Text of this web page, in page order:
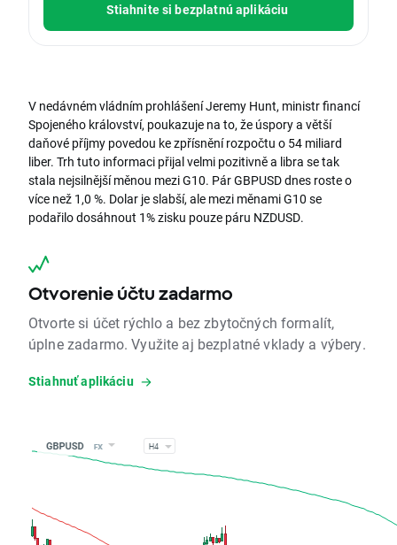
Stiahnite si bezplatnú aplikáciu
V nedávném vládním prohlášení Jeremy Hunt, ministr financí
Spojeného království, poukazuje na to, že úspory a větší
daňové příjmy povedou ke zpřísnění rozpočtu o 54 miliard
liber. Trh tuto informaci přijal velmi pozitivně a libra se tak
stala nejsilnější měnou mezi G10. Pár GBPUSD dnes roste o
více než 1,0 %. Dolar je slabší, ale mezi měnami G10 se
podařilo dosáhnout 1% zisku pouze páru NZDUSD.
Otvorenie účtu zadarmo
Otvorte si účet rýchlo a bez zbytočných formalít,
úplne zadarmo. Využite aj bezplatné vklady a výbery.
Stiahnuť aplikáciu